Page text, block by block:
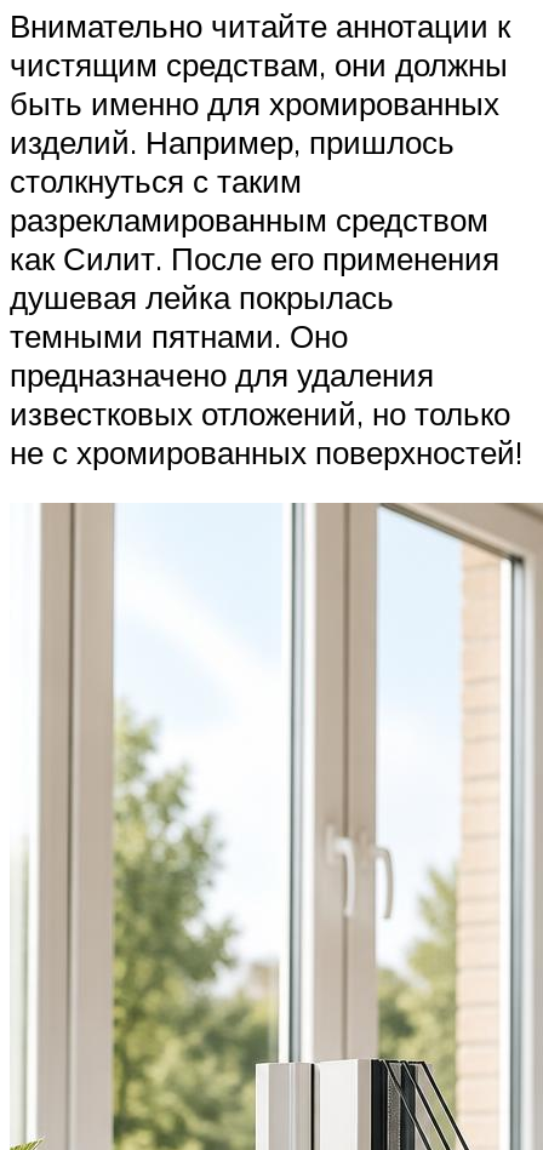
Внимательно читайте аннотации к
чистящим средствам, они должны
быть именно для хромированных
изделий. Например, пришлось
столкнуться с таким
разрекламированным средством
как Силит. После его применения
душевая лейка покрылась
темными пятнами. Оно
предназначено для удаления
известковых отложений, но только
не с хромированных поверхностей!